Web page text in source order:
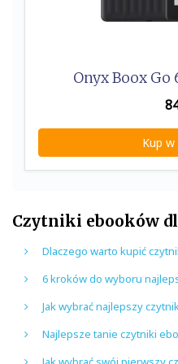
Onyx Boox Go
Kup w
Czytniki ebooków
Dlaczego warto kupić
6 kroków do wyboru
Jak wybrać najlepszy
Najlepsze tanie czytniki